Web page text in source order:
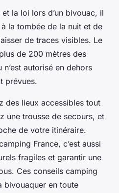
la loi lors d’un bivouac, il
la tombée de la nuit et de
de traces visibles. Le
de 200 mètres des
autorisé en dehors
prévues.
des lieux accessibles tout
une trousse de secours, et
de votre itinéraire.
France, c’est aussi
fragiles et garantir une
Ces conseils camping
bivouaquer en toute